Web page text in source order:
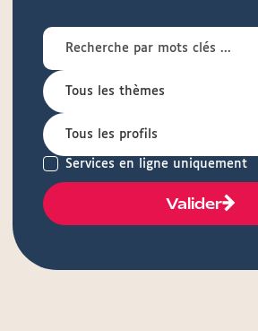
Services en ligne uniquement
Valider